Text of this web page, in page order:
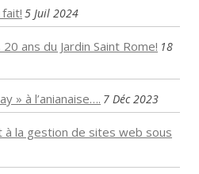
fait! 5 Juil 2024
ans du Jardin Saint Rome! 18
» à l’anianaise…. 7 Déc 2023
à la gestion de sites web sous